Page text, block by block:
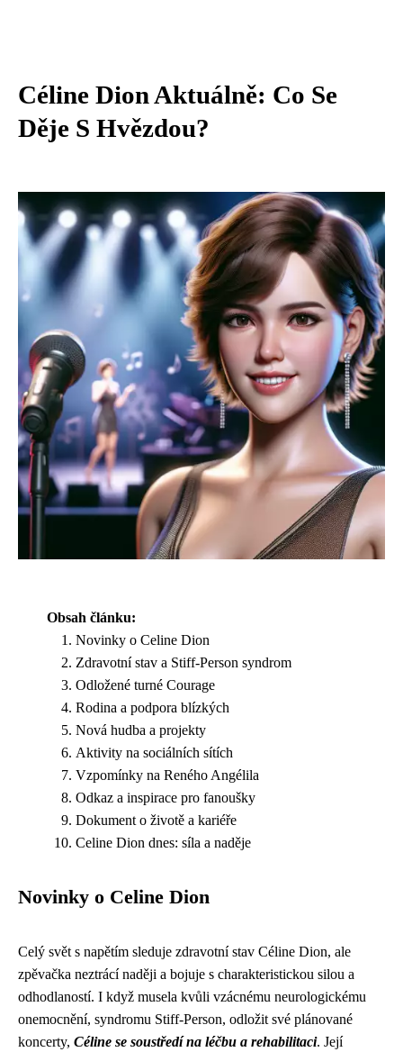
Céline Dion Aktuálně: Co Se
Děje S Hvězdou?
Obsah článku:
Novinky o Celine Dion
Zdravotní stav a Stiff-Person syndrom
Odložené turné Courage
Rodina a podpora blízkých
Nová hudba a projekty
Aktivity na sociálních sítích
Vzpomínky na Reného Angélila
Odkaz a inspirace pro fanoušky
Dokument o životě a kariéře
Celine Dion dnes: síla a naděje
Novinky o Celine Dion
Celý svět s napětím sleduje zdravotní stav Céline Dion, ale
zpěvačka neztrácí naději a bojuje s charakteristickou silou a
odhodlaností. I když musela kvůli vzácnému neurologickému
onemocnění, syndromu Stiff-Person, odložit své plánované
koncerty, Céline se soustředí na léčbu a rehabilitaci. Její